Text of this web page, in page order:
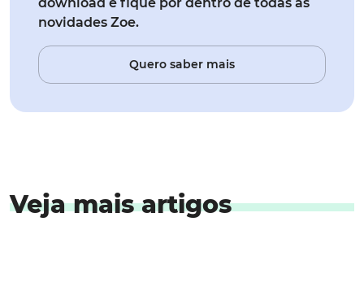
novidades Zoe.
Quero saber mais
Veja mais artigos